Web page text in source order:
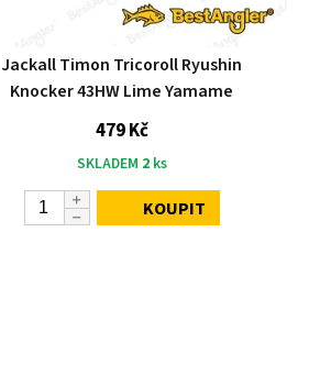
Jackall Timon Tricoroll Ryushin
Knocker 43HW Lime Yamame
479 Kč
SKLADEM 2 ks
KOUPIT